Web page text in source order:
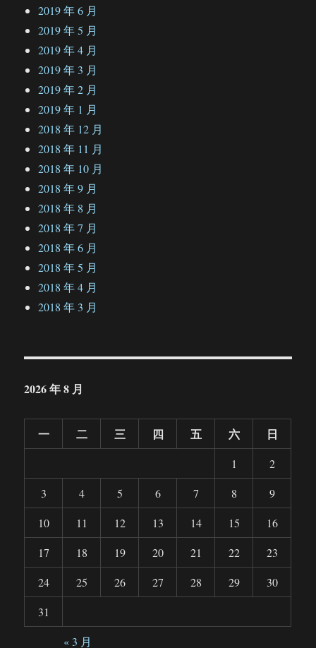
2019 年 6 月
2019 年 5 月
2019 年 4 月
2019 年 3 月
2019 年 2 月
2019 年 1 月
2018 年 12 月
2018 年 11 月
2018 年 10 月
2018 年 9 月
2018 年 8 月
2018 年 7 月
2018 年 6 月
2018 年 5 月
2018 年 4 月
2018 年 3 月
2026 年 8 月
一 二 三 四 五 六 日
1
2
3
4 5 6 7 8
9
10
11 12 13 14 15
16
17
18 19 20 21 22
23
24
25 26 27 28 29
30
31
« 3 月